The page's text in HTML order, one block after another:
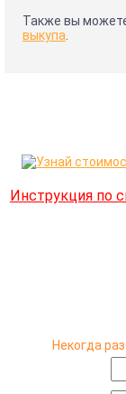
Также вы
выкупа.
Инструкция по
Некогда